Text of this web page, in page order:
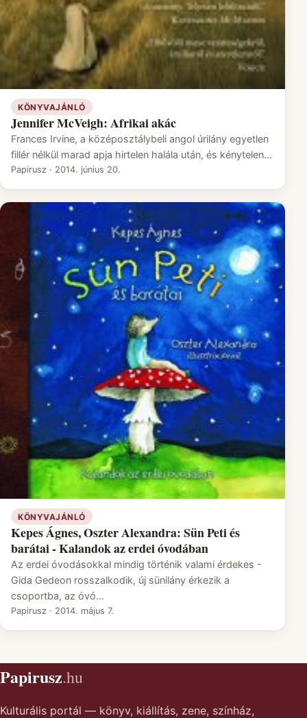
KÖNYVAJÁNLÓ
Jennifer McVeigh: Afrikai akác
Frances Irvine, a középosztálybeli angol úrilány egyetlen
fillér nélkül marad apja hirtelen halála után, és kénytelen…
Papirusz · 2014. június 20.
KÖNYVAJÁNLÓ
Kepes Ágnes, Oszter Alexandra: Sün Peti és
barátai - Kalandok az erdei óvodában
Az erdei óvodásokkal mindig történik valami érdekes -
Gida Gedeon rosszalkodik, új sünilány érkezik a
csoportba, az óvó…
Papirusz · 2014. május 7.
Papirusz.hu
Kulturális portál — könyv, kiállítás, zene, színház,